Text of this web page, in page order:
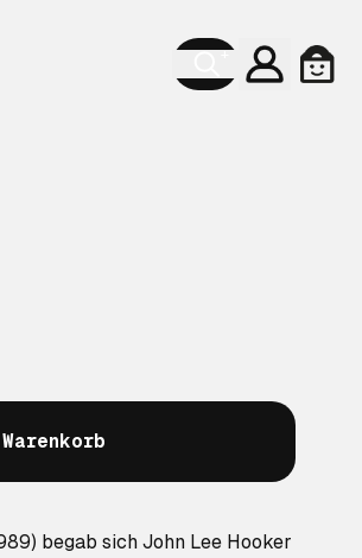
Konto
begab sich John Lee Hooker